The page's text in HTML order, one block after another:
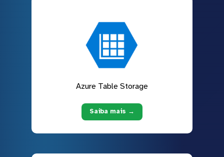
Azure Table Storage
Saiba mais →